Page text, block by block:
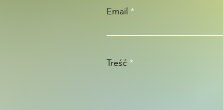
Email
Treść